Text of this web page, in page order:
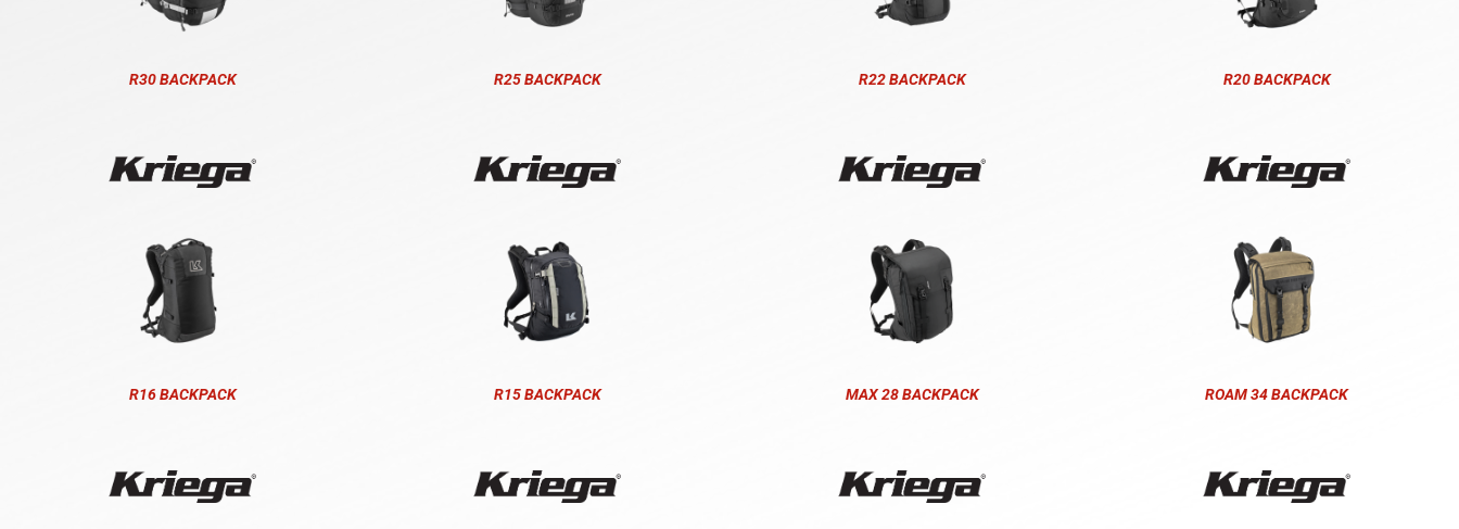
R30 BACKPACK R25 BACKPACK R22 BACKPACK R20 BACKPACK
R16 BACKPACK R15 BACKPACK MAX 28 BACKPACK ROAM 34 BACKPACK